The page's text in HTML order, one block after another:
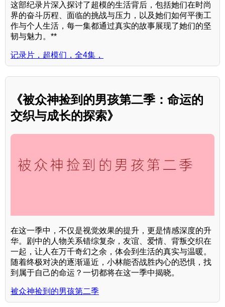
这部纪录片深入探讨了超模的生活背后，包括她们在时尚
界的奋斗历程、面临的挑战与压力，以及她们如何平衡工
作与个人生活，每一集都通过真实的故事展现了她们的坚
韧与魅力。**
记录片，超模们，全4集，
《被众神捡到的男孩第二季：命运的
交织与成长的探索》
在这一季中，不仅是视觉效果的提升，更是情感深度的升
华。剧中的人物关系错综复杂，友谊、爱情、背叛交织在
一起，让人在万千奇幻之余，体会到生活的真实与温暖。
随着终极对决的逐渐逼近，小林能否战胜内心的恐惧，找
到属于自己的命运？一切都将在这一季中揭晓。
被众神捡到的男孩第二季